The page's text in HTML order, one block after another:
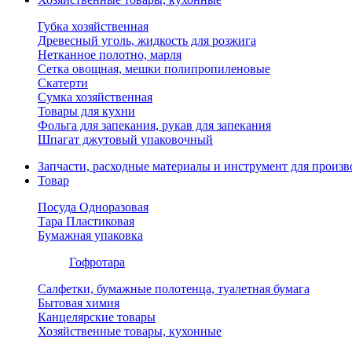
Губка хозяйственная
Древесный уголь, жидкость для розжига
Нетканное полотно, марля
Сетка овощная, мешки полипропиленовые
Скатерти
Сумка хозяйственная
Товары для кухни
Фольга для запекания, рукав для запекания
Шпагат джутовый упаковочный
Запчасти, расходные материалы и инструмент для
Товар
Посуда Одноразовая
Тара Пластиковая
Бумажная упаковка
Гофротара
Салфетки, бумажные полотенца, туалетная бумага
Бытовая химия
Канцелярские товары
Хозяйственные товары, кухонные